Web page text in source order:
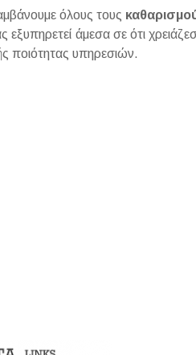
όλους τους
εξυπηρετεί άμεσα σε ότι
ποιότητας υπηρεσιών.